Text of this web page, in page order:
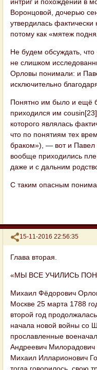
Воронцовой, дочерью
утвердилась
потому как «мятеж
Не будем обсуждать,
не слишком
Орловы понимали: и
исключительно
Понятно им было и ещё
приходился им
которого являлась
что по понятиям тех
браком»), — вот и Павел
вообще приходились
даже и с дальним
С таким опасным
Поделиться
15-11-2016 22:56:35
Глава вторая.
«МЫ ВСЕ УЧИЛИСЬ
Михаил Фёдорович
Москве 25 марта 1788
второй год
начала новой войны со
прославленные
Андреевич
Михаил Илларионович